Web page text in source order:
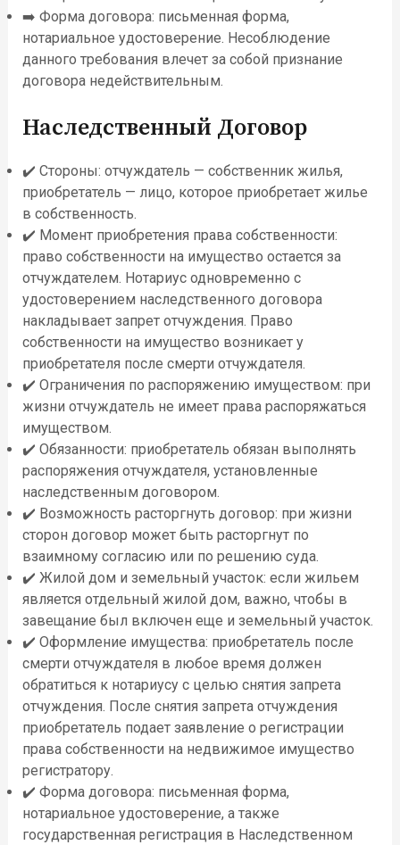
➡️ Форма договора: письменная форма,
нотариальное удостоверение. Несоблюдение
данного требования влечет за собой признание
договора недействительным.
Наследственный Договор
✔️ Стороны: отчуждатель — собственник жилья,
приобретатель — лицо, которое приобретает жилье
в собственность.
✔️ Момент приобретения права собственности:
право собственности на имущество остается за
отчуждателем. Нотариус одновременно с
удостоверением наследственного договора
накладывает запрет отчуждения. Право
собственности на имущество возникает у
приобретателя после смерти отчуждателя.
✔️ Ограничения по распоряжению имуществом: при
жизни отчуждатель не имеет права распоряжаться
имуществом.
✔️ Обязанности: приобретатель обязан выполнять
распоряжения отчуждателя, установленные
наследственным договором.
✔️ Возможность расторгнуть договор: при жизни
сторон договор может быть расторгнут по
взаимному согласию или по решению суда.
✔️ Жилой дом и земельный участок: если жильем
является отдельный жилой дом, важно, чтобы в
завещание был включен еще и земельный участок.
✔️ Оформление имущества: приобретатель после
смерти отчуждателя в любое время должен
обратиться к нотариусу с целью снятия запрета
отчуждения. После снятия запрета отчуждения
приобретатель подает заявление о регистрации
права собственности на недвижимое имущество
регистратору.
✔️ Форма договора: письменная форма,
нотариальное удостоверение, а также
государственная регистрация в Наследственном